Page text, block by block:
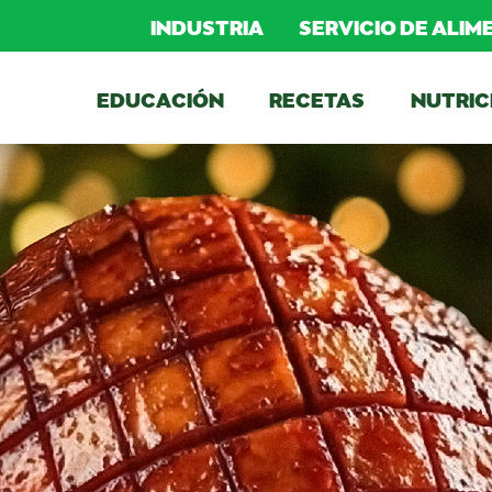
INDUSTRIA SERVICIO DE
EDUCACIÓN RECETAS